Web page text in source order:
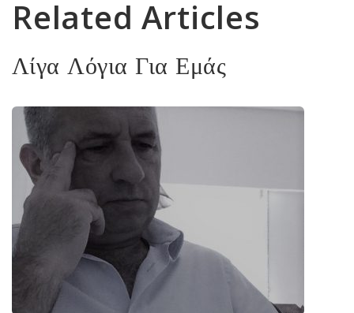
Related Articles
Λίγα Λόγια Για Εμάς